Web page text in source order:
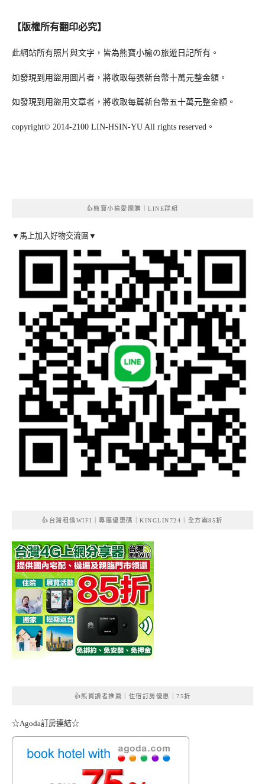
【版權所有翻印必究】
此網站所有照片與文字，皆為熊寶小榆の旅遊日記所有。
如發現到用盜用圖片者，將收取每張新台幣十萬元整金額。
如發現到用盜用文章者，將收取每篇新台幣五十萬元整金額。
copyright© 2014-2100 LIN-HSIN-YU All rights reserved。
👍熊寶小榆愛團購｜LINE群組
▼馬上加入好物交流團▼
👍台灣租借WIFI｜專屬優惠碼｜KINGLIN724｜全方案85折
👍熊寶讀者推薦｜住宿訂房優惠｜75折
☆Agoda訂房連結☆